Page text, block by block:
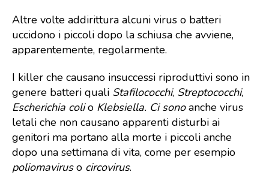
Altre volte addirittura alcuni virus o batteri
uccidono i piccoli dopo la schiusa che avviene,
apparentemente, regolarmente.
I killer che causano insuccessi riproduttivi sono in
genere batteri quali Stafilococchi, Streptococchi,
Escherichia colio Klebsiella. Ci sonoanche virus
letali che non causano apparenti disturbi ai
genitori ma portano alla morte i piccoli anche
dopo una settimana di vita, come per esempio
poliomaviruso circovirus.